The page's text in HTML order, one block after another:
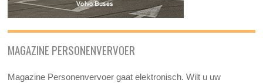
MAGAZINE PERSONENVERVOER
Magazine Personenvervoer gaat elektronisch. Wilt u uw